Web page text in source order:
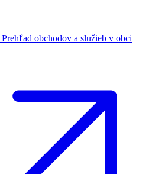
Prehľad obchodov a služieb v obci